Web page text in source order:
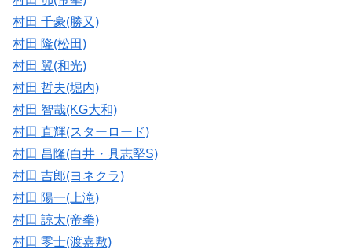
村田 千豪(勝又)
村田 隆(松田)
村田 翼(和光)
村田 哲夫(堀内)
村田 智哉(KG大和)
村田 直輝(スターロード)
村田 昌隆(白井・具志堅S)
村田 吉郎(ヨネクラ)
村田 陽一(上滝)
村田 諒太(帝拳)
村田 零士(渡嘉敷)